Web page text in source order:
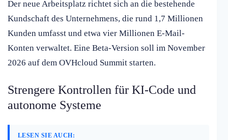
Der neue Arbeitsplatz richtet sich an die bestehende
Kundschaft des Unternehmens, die rund 1,7 Millionen
Kunden umfasst und etwa vier Millionen E-Mail-
Konten verwaltet. Eine Beta-Version soll im November
2026 auf dem OVHcloud Summit starten.
Strengere Kontrollen für KI-Code und
autonome Systeme
LESEN SIE AUCH: